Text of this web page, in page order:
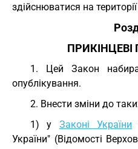
здійснюватися на
1. Цей Закон
опублікування.
2. Внести зміни до
1) у Законі України
України" (Відомості